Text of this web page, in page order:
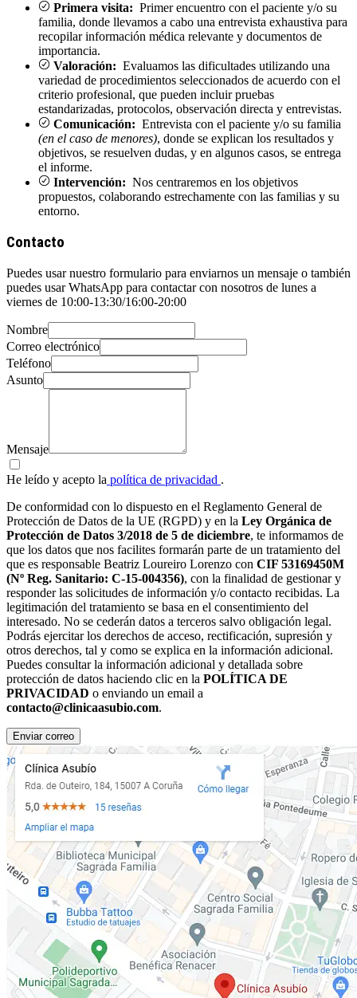
Primera visita: Primer encuentro con el paciente y/o su
familia, donde llevamos a cabo una entrevista exhaustiva para
recopilar información médica relevante y documentos de
importancia.
Valoración: Evaluamos las dificultades utilizando una
variedad de procedimientos seleccionados de acuerdo con el
criterio profesional, que pueden incluir pruebas
estandarizadas, protocolos, observación directa y entrevistas.
Comunicación: Entrevista con el paciente y/o su familia
(en el caso de menores), donde se explican los resultados y
objetivos, se resuelven dudas, y en algunos casos, se entrega
el informe.
Intervención: Nos centraremos en los objetivos
propuestos, colaborando estrechamente con las familias y su
entorno.
Contacto
Puedes usar nuestro formulario para enviarnos un mensaje o también
puedes usar WhatsApp para contactar con nosotros de lunes a
viernes de 10:00-13:30/16:00-20:00
Nombre
Correo electrónico
Teléfono
Asunto
Mensaje
He leído y acepto la política de privacidad .
De conformidad con lo dispuesto en el Reglamento General de
Protección de Datos de la UE (RGPD) y en la Ley Orgánica de
Protección de Datos 3/2018 de 5 de diciembre, te informamos de
que los datos que nos facilites formarán parte de un tratamiento del
que es responsable Beatriz Loureiro Lorenzo con CIF 53169450M
(Nº Reg. Sanitario: C-15-004356), con la finalidad de gestionar y
responder las solicitudes de información y/o contacto recibidas. La
legitimación del tratamiento se basa en el consentimiento del
interesado. No se cederán datos a terceros salvo obligación legal.
Podrás ejercitar los derechos de acceso, rectificación, supresión y
otros derechos, tal y como se explica en la información adicional.
Puedes consultar la información adicional y detallada sobre
protección de datos haciendo clic en la POLÍTICA DE
PRIVACIDAD o enviando un email a
contacto@clinicaasubio.com.
Enviar correo